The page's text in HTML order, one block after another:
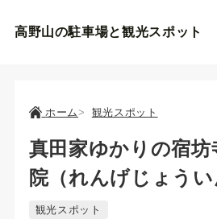
高野山の駐車場と観光スポット
ホーム 観光スポット
真田家ゆかりの宿坊
院（れんげじょうい
観光スポット